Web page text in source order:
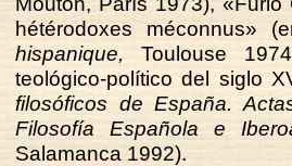
hétérodoxes méconnus»
hispanique, Toulouse
teológico-político del siglo
filosóficos de España.
Filosofía Española e
Salamanca 1992).